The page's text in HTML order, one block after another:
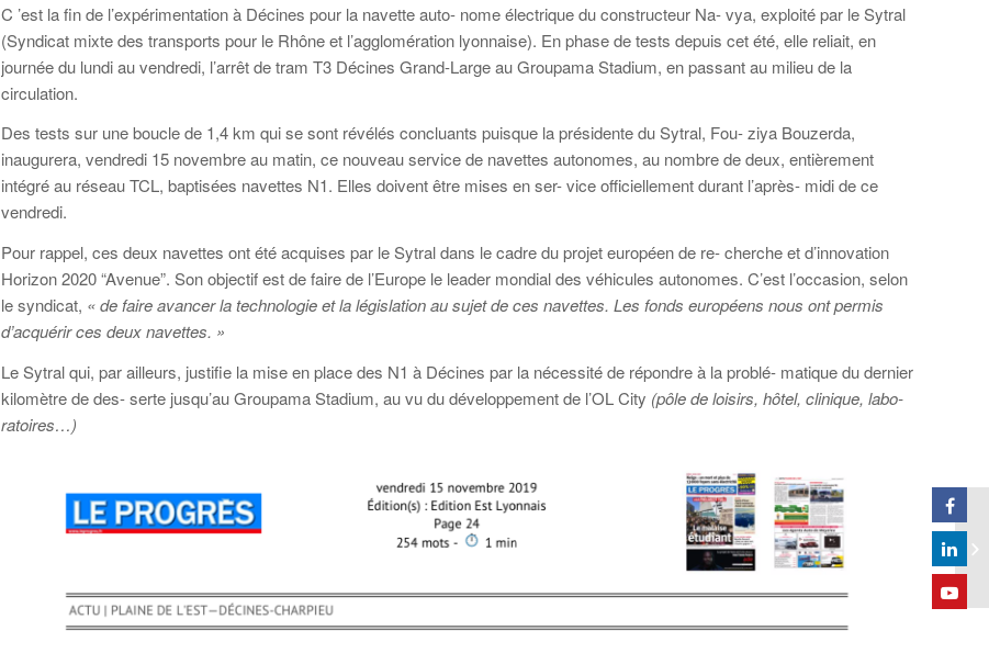
C ’est la fin de l’expérimentation à Décines pour la navette auto- nome électrique du constructeur Na- vya, exploité par le Sytral
(Syndicat mixte des transports pour le Rhône et l’agglomération lyonnaise). En phase de tests depuis cet été, elle reliait, en
journée du lundi au vendredi, l’arrêt de tram T3 Décines Grand-Large au Groupama Stadium, en passant au milieu de la
circulation.
Des tests sur une boucle de 1,4 km qui se sont révélés concluants puisque la présidente du Sytral, Fou- ziya Bouzerda,
inaugurera, vendredi 15 novembre au matin, ce nouveau service de navettes autonomes, au nombre de deux, entièrement
intégré au réseau TCL, baptisées navettes N1. Elles doivent être mises en ser- vice officiellement durant l’après- midi de ce
vendredi.
Pour rappel, ces deux navettes ont été acquises par le Sytral dans le cadre du projet européen de re- cherche et d’innovation
Horizon 2020 “Avenue”. Son objectif est de faire de l’Europe le leader mondial des véhicules autonomes. C’est l’occasion, selon
le syndicat, « de faire avancer la technologie et la législation au sujet de ces navettes. Les fonds européens nous ont permis
d’acquérir ces deux navettes. »
Le Sytral qui, par ailleurs, justifie la mise en place des N1 à Décines par la nécessité de répondre à la problé- matique du dernier
kilomètre de des- serte jusqu’au Groupama Stadium, au vu du développement de l’OL City (pôle de loisirs, hôtel, clinique, labo-
ratoires…)